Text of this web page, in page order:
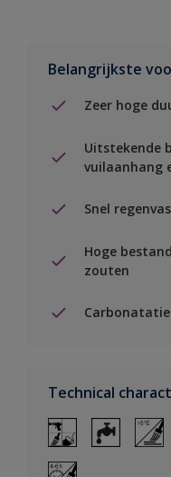
Belangrijkste
Zeer hoge
Uitstekende
vuilaanhang
Snel
Hoge
zouten
Technical